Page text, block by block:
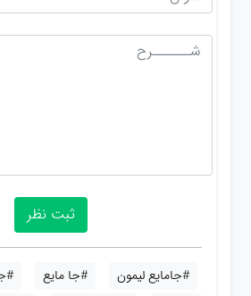
#جامایع لیمون #جا مایع